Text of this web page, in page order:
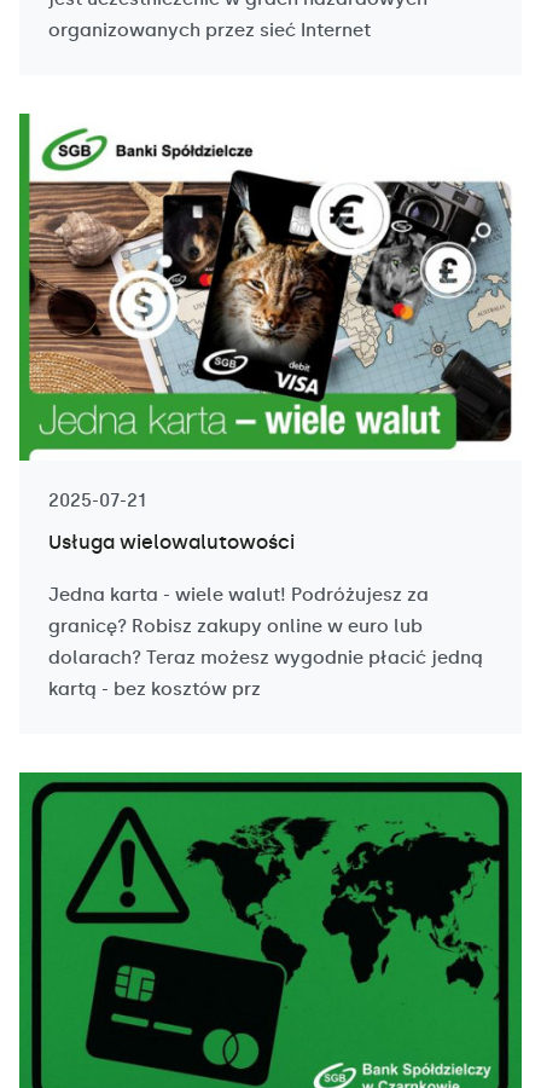
organizowanych przez sieć Internet
2025-07-21
Usługa wielowalutowości
Jedna karta - wiele walut! Podróżujesz za
granicę? Robisz zakupy online w euro lub
dolarach? Teraz możesz wygodnie płacić jedną
kartą - bez kosztów prz